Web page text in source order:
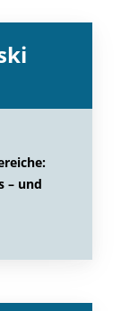
– und